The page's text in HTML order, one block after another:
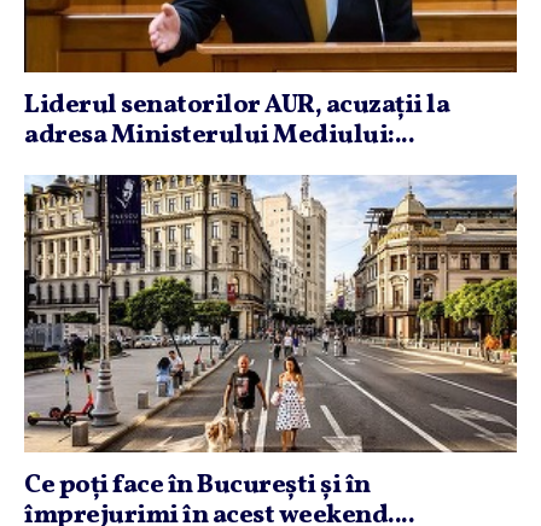
Liderul senatorilor AUR, acuzaţii la
adresa Ministerului Mediului:...
Ce poţi face în Bucureşti şi în
împrejurimi în acest weekend....